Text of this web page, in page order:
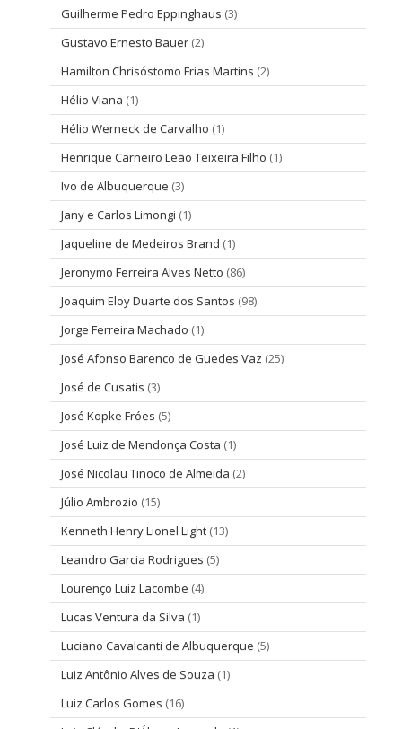
Guilherme Pedro Eppinghaus (3)
Gustavo Ernesto Bauer (2)
Hamilton Chrisóstomo Frias Martins (2)
Hélio Viana (1)
Hélio Werneck de Carvalho (1)
Henrique Carneiro Leão Teixeira Filho (1)
Ivo de Albuquerque (3)
Jany e Carlos Limongi (1)
Jaqueline de Medeiros Brand (1)
Jeronymo Ferreira Alves Netto (86)
Joaquim Eloy Duarte dos Santos (98)
Jorge Ferreira Machado (1)
José Afonso Barenco de Guedes Vaz (25)
José de Cusatis (3)
José Kopke Fróes (5)
José Luiz de Mendonça Costa (1)
José Nicolau Tinoco de Almeida (2)
Júlio Ambrozio (15)
Kenneth Henry Lionel Light (13)
Leandro Garcia Rodrigues (5)
Lourenço Luiz Lacombe (4)
Lucas Ventura da Silva (1)
Luciano Cavalcanti de Albuquerque (5)
Luiz Antônio Alves de Souza (1)
Luiz Carlos Gomes (16)